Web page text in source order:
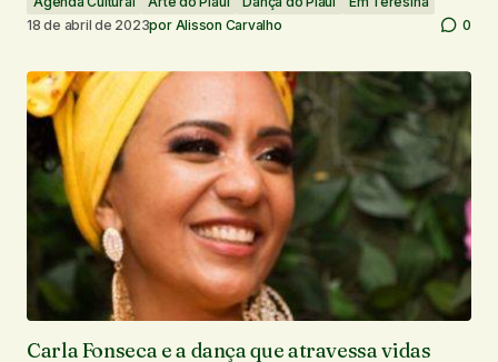
18 de abril de 2023por Alisson Carvalho 0
Carla Fonseca e a dança que atravessa vidas